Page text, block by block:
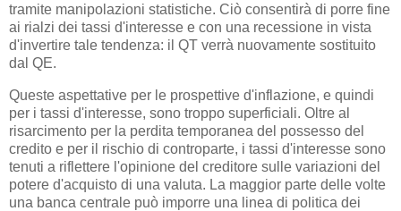
tramite manipolazioni statistiche. Ciò consentirà di porre fine
ai rialzi dei tassi d'interesse e con una recessione in vista
d'invertire tale tendenza: il QT verrà nuovamente sostituito
dal QE.
Queste aspettative per le prospettive d'inflazione, e quindi
per i tassi d'interesse, sono troppo superficiali. Oltre al
risarcimento per la perdita temporanea del possesso del
credito e per il rischio di controparte, i tassi d'interesse sono
tenuti a riflettere l'opinione del creditore sulle variazioni del
potere d'acquisto di una valuta. La maggior parte delle volte
una banca centrale può imporre una linea di politica dei